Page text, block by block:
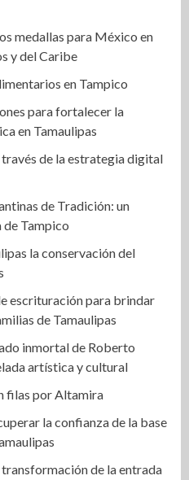
medallas para México en
y del Caribe
en Tampico
para fortalecer la
en Tamaulipas
través de la estrategia digital
de Tradición: un
Tampico
la conservación del
escrituración para brindar
de Tamaulipas
inmortal de Roberto
artística y cultural
filas por Altamira
la confianza de la base
de la entrada